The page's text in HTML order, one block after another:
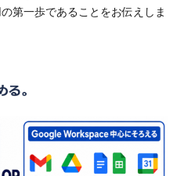
第一歩であることをお伝えしま